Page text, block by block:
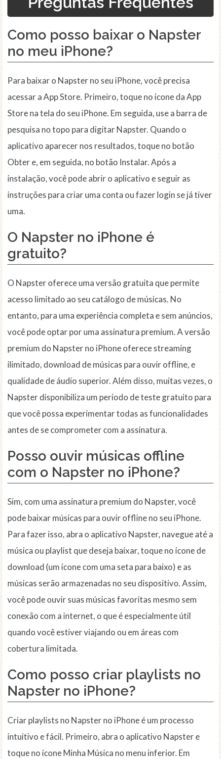
Como posso baixar o Napster
no meu iPhone?
Para baixar o Napster no seu iPhone, você precisa
acessar a App Store. Primeiro, toque no ícone da App
Store na tela do seu iPhone. Em seguida, use a barra de
pesquisa no topo para digitar Napster. Quando o
aplicativo aparecer nos resultados, toque no botão
Obter e, em seguida, no botão Instalar. Após a
instalação, você pode abrir o aplicativo e seguir as
instruções para criar uma conta ou fazer login se já tiver
uma.
O Napster no iPhone é
gratuito?
O Napster oferece uma versão gratuita que permite
acesso limitado ao seu catálogo de músicas. No
entanto, para uma experiência completa e sem anúncios,
você pode optar por uma assinatura premium. A versão
premium do Napster no iPhone oferece streaming
ilimitado, download de músicas para ouvir offline, e
qualidade de áudio superior. Além disso, muitas vezes, o
Napster disponibiliza um período de teste gratuito para
que você possa experimentar todas as funcionalidades
antes de se comprometer com a assinatura.
Posso ouvir músicas offline
com o Napster no iPhone?
Sim, com uma assinatura premium do Napster, você
pode baixar músicas para ouvir offline no seu iPhone.
Para fazer isso, abra o aplicativo Napster, navegue até a
música ou playlist que deseja baixar, toque no ícone de
download (um ícone com uma seta para baixo) e as
músicas serão armazenadas no seu dispositivo. Assim,
você pode ouvir suas músicas favoritas mesmo sem
conexão com a internet, o que é especialmente útil
quando você estiver viajando ou em áreas com
cobertura limitada.
Como posso criar playlists no
Napster no iPhone?
Criar playlists no Napster no iPhone é um processo
intuitivo e fácil. Primeiro, abra o aplicativo Napster e
toque no ícone Minha Música no menu inferior. Em